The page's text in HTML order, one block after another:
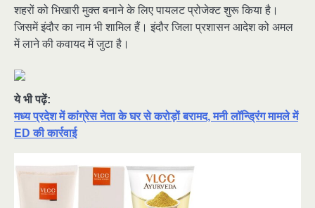
शहरों को भिखारी मुक्त बनाने के लिए पायलट प्रोजेक्ट शुरू किया है।
जिसमें इंदौर का नाम भी शामिल हैं। इंदौर जिला प्रशासन आदेश को अमल
में लाने की कवायद में जुटा है।
ये भी पढ़ें:
मध्य प्रदेश में कांग्रेस नेता के घर से करोड़ों बरामद, मनी लॉन्ड्रिंग मामले में
ED की कार्रवाई